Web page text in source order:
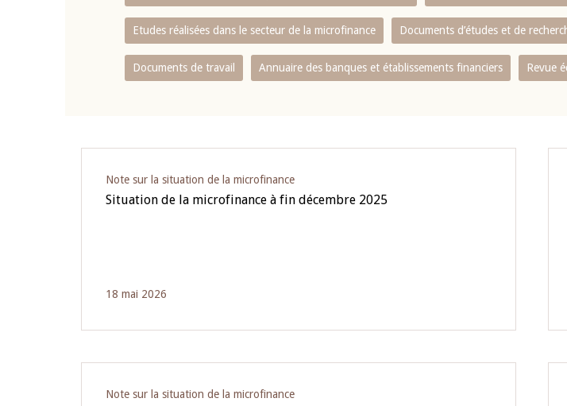
Etudes réalisées dans le secteur de la microfinance Documents d’études et de
Documents de travail Annuaire des banques et établissements financiers Revue
Note sur la situation de la microfinance
Situation de la microfinance à fin décembre 2025
18 mai 2026
Note sur la situation de la microfinance